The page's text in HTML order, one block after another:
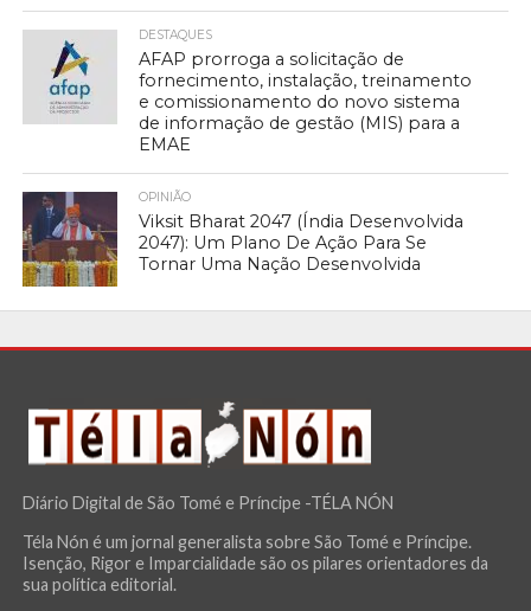
DESTAQUES
AFAP prorroga a solicitação de
fornecimento, instalação, treinamento
e comissionamento do novo sistema
de informação de gestão (MIS) para a
EMAE
OPINIÃO
Viksit Bharat 2047 (Índia Desenvolvida
2047): Um Plano De Ação Para Se
Tornar Uma Nação Desenvolvida
Diário Digital de São Tomé e Príncipe -TÉLA NÓN
Téla Nón é um jornal generalista sobre São Tomé e Príncipe.
Isenção, Rigor e Imparcialidade são os pilares orientadores da
sua política editorial.